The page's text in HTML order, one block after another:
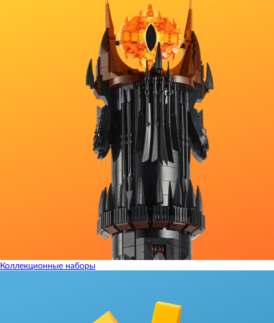
Коллекционные наборы